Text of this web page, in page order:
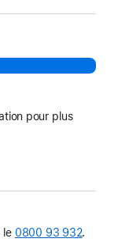
pour plus
le 0800 93 932.